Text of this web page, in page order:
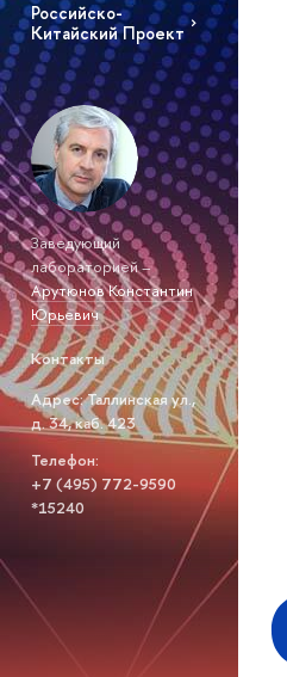
Российско-
Китайский Проект
Заведующий
лабораторией –
Арутюнов Константин
Юрьевич
Контакты
Адрес: Таллинская ул.,
д. 34, каб. 423
Телефон:
+7 (495) 772-9590
*15240